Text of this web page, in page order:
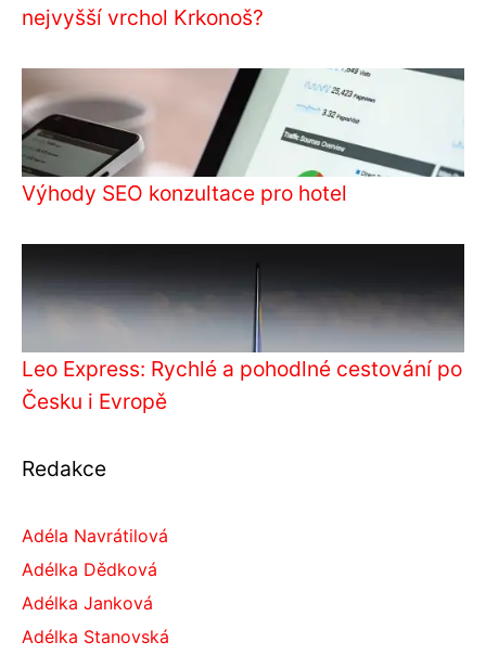
nejvyšší vrchol Krkonoš?
Výhody SEO konzultace pro hotel
Leo Express: Rychlé a pohodlné cestování po
Česku i Evropě
Redakce
Adéla Navrátilová
Adélka Dědková
Adélka Janková
Adélka Stanovská